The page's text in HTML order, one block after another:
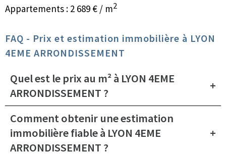
Appartements : 2 689 € / m2
FAQ - Prix et estimation immobilière à LYON
4EME ARRONDISSEMENT
Quel est le prix au m² à LYON 4EME
ARRONDISSEMENT ?
Comment obtenir une estimation
immobilière fiable à LYON 4EME
ARRONDISSEMENT ?